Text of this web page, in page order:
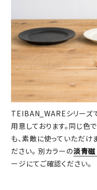
TEIBAN_WAREシリーズ
用意しております。同じ色
も、素敵に使っていただけ
ださい。 別カラーの淡青磁
ージにてご確認ください。